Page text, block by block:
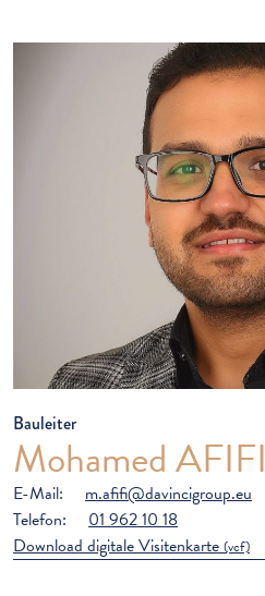
Bauleiter
Mohamed AFIFI
E-Mail:
m.afifi@davincigroup.eu
Telefon:
01 962 10 18
Download digitale Visitenkarte(vcf)